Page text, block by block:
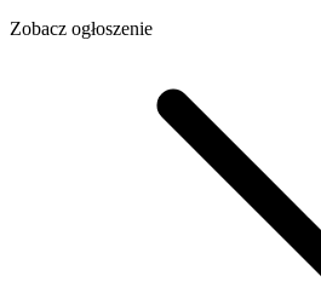
Zobacz ogłoszenie